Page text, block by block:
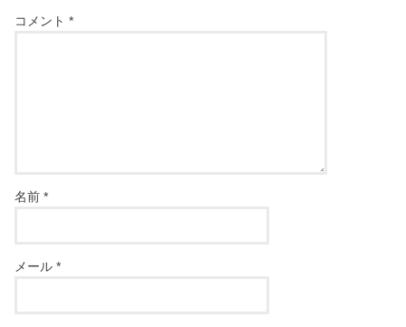
コメント*
名前*
メール*